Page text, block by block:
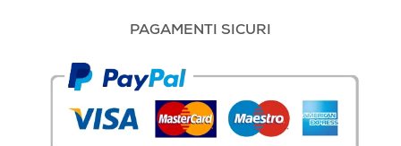
PAGAMENTI SICURI